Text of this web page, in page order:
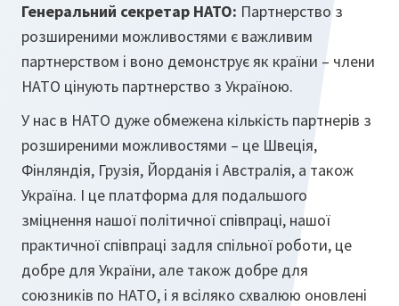
Генеральний секретар НАТО: Партнерство з
розширеними можливостями є важливим
партнерством і воно демонструє як країни – члени
НАТО цінують партнерство з Україною.
У нас в НАТО дуже обмежена кількість партнерів з
розширеними можливостями – це Швеція,
Фінляндія, Грузія, Йорданія і Австралія, а також
Україна. І це платформа для подальшого
зміцнення нашої політичної співпраці, нашої
практичної співпраці задля спільної роботи, це
добре для України, але також добре для
союзників по НАТО, і я всіляко схвалюю оновлені